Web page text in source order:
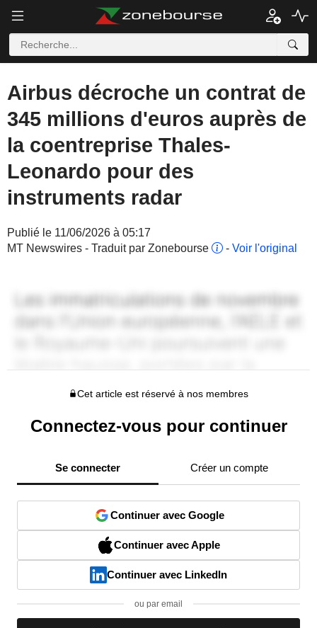
Airbus décroche un contrat de
345 millions d'euros auprès de
la coentreprise Thales-
Leonardo pour des
instruments radar
Publié le 11/06/2026 à 05:17
MT Newswires - Traduit par Zonebourse
- Voir l'original
Cet article est réservé à nos membres
Connectez-vous pour continuer
Se connecter Créer un compte
Continuer avec Google
Continuer avec Apple
Continuer avec LinkedIn
ou par email